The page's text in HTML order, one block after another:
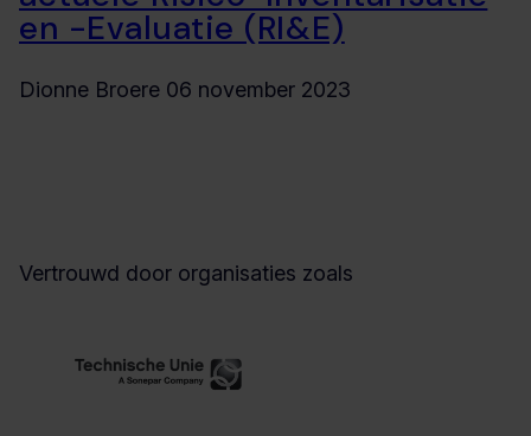
en -Evaluatie (RI&E)
Dionne Broere 06 november 2023
Vertrouwd door organisaties zoals